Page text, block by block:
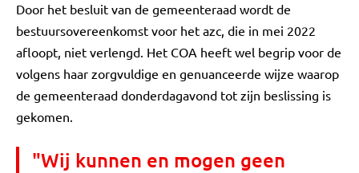
Door het besluit van de gemeenteraad wordt de
bestuursovereenkomst voor het azc, die in mei 2022
afloopt, niet verlengd. Het COA heeft wel begrip voor de
volgens haar zorgvuldige en genuanceerde wijze waarop
de gemeenteraad donderdagavond tot zijn beslissing is
gekomen.
"Wij kunnen en mogen geen